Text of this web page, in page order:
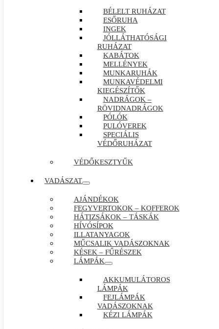
BÉLELT RUHÁZAT
ESŐRUHA
INGEK
JÓLLÁTHATÓSÁGI
RUHÁZAT
KABÁTOK
MELLÉNYEK
MUNKARUHÁK
MUNKAVÉDELMI
KIEGÉSZÍTŐK
NADRÁGOK –
RÖVIDNADRÁGOK
PÓLÓK
PULÓVEREK
SPECIÁLIS
VÉDŐRUHÁZAT
VÉDŐKESZTYŰK
VADÁSZAT
AJÁNDÉKOK
FEGYVERTOKOK – KOFFEROK
HÁTIZSÁKOK – TÁSKÁK
HÍVÓSÍPOK
ILLATANYAGOK
MŰCSALIK VADÁSZOKNAK
KÉSEK – FŰRÉSZEK
LÁMPÁK
AKKUMULÁTOROS
LÁMPÁK
FEJLÁMPÁK
VADÁSZOKNAK
KÉZI LÁMPÁK